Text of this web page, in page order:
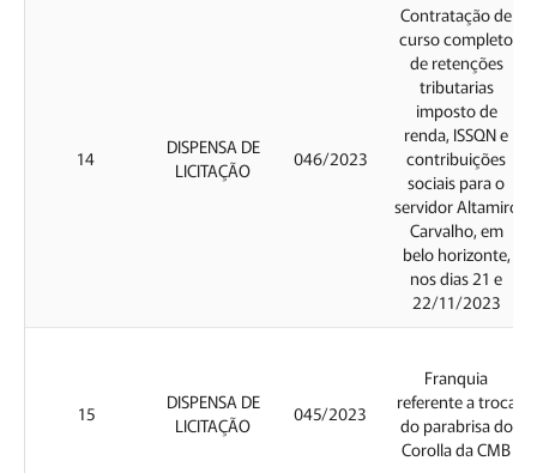
14
DISPENSA DE
LICITAÇÃO
046/2023
Contratação de
curso completo
de retenções
tributarias
imposto de
renda, ISSQN e
contribuições
sociais para o
servidor Altamiro
Carvalho, em
belo horizonte,
nos dias 21 e
22/11/2023
15
DISPENSA DE
LICITAÇÃO
045/2023
Franquia
referente a troca
do parabrisa do
Corolla da CMB